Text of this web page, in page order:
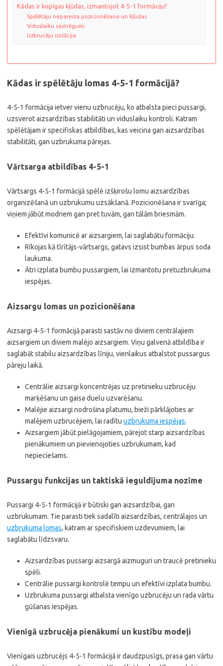
Kādas ir kopīgas kļūdas, izmantojot 4-5-1 formāciju?
Spēlētāju nepareiza pozicionēšana un kļūdas
Viduslaiku sastrēgumi
Uzbrucēju izolācija
Kādas ir spēlētāju lomas 4-5-1 formācijā?
4-5-1 formācija ietver vienu uzbrucēju, ko atbalsta pieci pussargi,
uzsverot aizsardzības stabilitāti un viduslaiku kontroli. Katram
spēlētājam ir specifiskas atbildības, kas veicina gan aizsardzības
stabilitāti, gan uzbrukuma pārejas.
Vārtsarga atbildības 4-5-1
Vārtsargs 4-5-1 formācijā spēlē izšķirošu lomu aizsardzības
organizēšanā un uzbrukumu uzsākšanā. Pozicionēšana ir svarīga;
viņiem jābūt modriem gan pret tuvām, gan tālām briesmām.
Efektīvi komunicē ar aizsargiem, lai saglabātu formāciju.
Rīkojas kā tīrītājs-vārtsargs, gatavs izsist bumbas ārpus soda
laukuma.
Ātri izplata bumbu pussargiem, lai izmantotu pretuzbrukuma
iespējas.
Aizsargu lomas un pozicionēšana
Aizsargi 4-5-1 formācijā parasti sastāv no diviem centrālajiem
aizsargiem un diviem malējo aizsargiem. Viņu galvenā atbildība ir
saglabāt stabilu aizsardzības līniju, vienlaikus atbalstot pussargus
pāreju laikā.
Centrālie aizsargi koncentrējas uz pretinieku uzbrucēju
marķēšanu un gaisa duelu uzvarēšanu.
Malējie aizsargi nodrošina platumu, bieži pārklājoties ar
malējiem uzbrucējiem, lai radītu uzbrukuma iespējas.
Aizsargiem jābūt pielāgojamiem, pārejot starp aizsardzības
pienākumiem un pievienojoties uzbrukumam, kad
nepieciešams.
Pussargu funkcijas un taktiskā ieguldījuma nozīme
Pussargi 4-5-1 formācijā ir būtiski gan aizsardzībai, gan
uzbrukumam. Tie parasti tiek sadalīti aizsardzības, centrālajos un
uzbrukuma lomas, katram ar specifiskiem uzdevumiem, lai
saglabātu līdzsvaru.
Aizsardzības pussargi aizsargā aizmuguri un traucē pretinieku
spēli.
Centrālie pussargi kontrolē tempu un efektīvi izplata bumbu.
Uzbrukuma pussargi atbalsta vienīgo uzbrucēju un rada vārtu
gūšanas iespējas.
Vienīgā uzbrucēja pienākumi un kustību modeļi
Vienīgais uzbrucējs 4-5-1 formācijā ir daudzpusīgs, prasa gan vārtu